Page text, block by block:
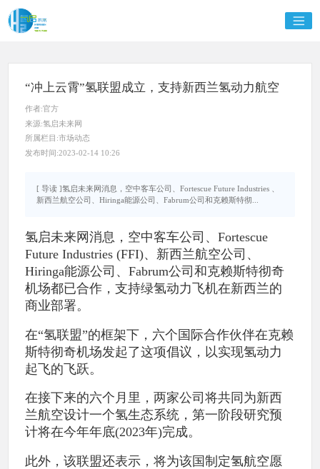
“冲上云霄”氢联盟成立，支持新西兰氢动力航空
作者:官方
来源:氢启未来网
所属栏目:市场动态
发布时间:2023-02-14 10:26
[ 导读 ]氢启未来网消息，空中客车公司、Fortescue Future Industries 、
新西兰航空公司、Hiringa能源公司、Fabrum公司和克赖斯特彻...
氢启未来网消息，空中客车公司、Fortescue
Future Industries (FFI)、新西兰航空公司、
Hiringa能源公司、Fabrum公司和克赖斯特彻奇
机场都已合作，支持绿氢动力飞机在新西兰的
商业部署。
在“氢联盟”的框架下，六个国际合作伙伴在克赖
斯特彻奇机场发起了这项倡议，以实现氢动力
起飞的飞跃。
在接下来的六个月里，两家公司将共同为新西
兰航空设计一个氢生态系统，第一阶段研究预
计将在今年年底(2023年)完成。
此外，该联盟还表示，将为该国制定氢航空愿